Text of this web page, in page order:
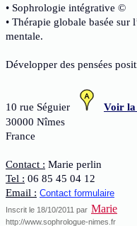
• Sophrologie intégrative ©
• Thérapie globale basée
mentale.
Développer des pensées
10 rue Séguier
Voir la
30000 Nîmes
France
Contact : Marie perlin
Tel : 06 85 45 04 12
Email : Contact formulaire
Inscrit le 18/10/2011 par Marie
http://www.sophrologue-nimes.fr